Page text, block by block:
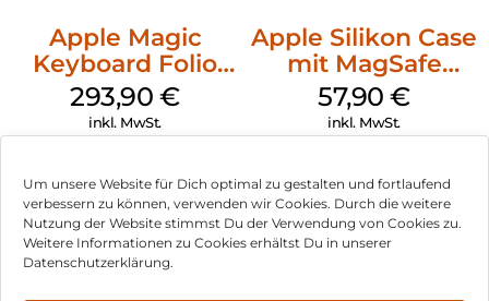
Um unsere Website für Dich optimal zu gestalten und fortlaufend
verbessern zu können, verwenden wir Cookies. Durch die weitere
Nutzung der Website stimmst Du der Verwendung von Cookies zu.
Weitere Informationen zu Cookies erhältst Du in unserer
Datenschutzerklärung.
Apple Magic
Keyboard Folio
iPad 10.9″ (10.Gen.)
Weiß
293,90€
inkl. MwSt.
Apple Silikon Case
mit MagSafe
iPhone 14 Pro
(PRODUCT)RED
57,90€
inkl. MwSt.
Impressum